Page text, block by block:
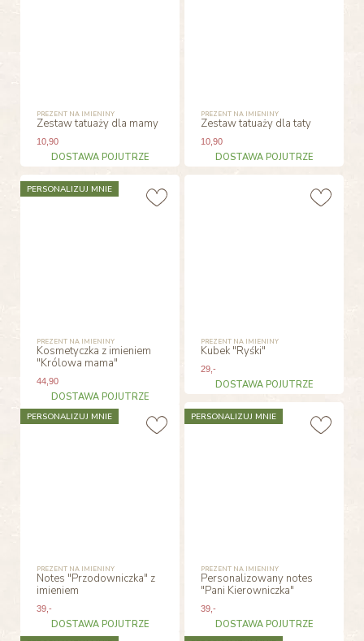
PREZENT NA IMIENINY
Zestaw tatuaży dla mamy
10,90
DOSTAWA POJUTRZE
PREZENT NA IMIENINY
Zestaw tatuaży dla taty
10 ,90
DOSTAWA POJUTRZE
PREZENT NA IMIENINY
Kosmetyczka z imieniem
"Królowa mama"
44,90
DOSTAWA POJUTRZE
PERSONALIZUJ MNIE
PREZENT NA IMIENINY
Kubek "Ryśki"
29 ,-
DOSTAWA POJUTRZE
PREZENT NA IMIENINY
Notes "Przodowniczka" z
imieniem
39,-
DOSTAWA POJUTRZE
PERSONALIZUJ MNIE
PREZENT NA IMIENINY
Personalizowany notes
"Pani Kierowniczka"
39 ,-
DOSTAWA POJUTRZE
PERSONALIZUJ MNIE